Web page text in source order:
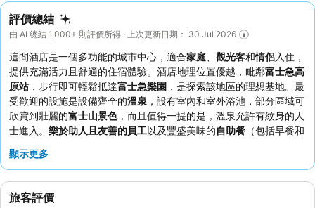
評價總結
由 AI 總結 1,000+ 則評價所得 · 上次更新日期： 30 Jul 2026
這間酒店是一個多功能的城市中心，適合家庭 觀光客和情侶入住，
提供充滿活力且舒適的住宿體驗。酒店地理位置優越，毗鄰富士急高
原站 ，步行即可輕鬆抵達富士急樂園 ，是探索該地區的理想基地。最
受歡迎的設施是設備齊全的溫泉 ，設有室內和室外浴池，部分區域可
欣賞到壯麗的富士山景色，而且值得一提的是，溫泉允許有紋身的人
士進入。 樂於助人且友善的員工以及豐盛美味的自助餐 （包括早餐和
客房，以欣賞更佳的景色。
顯示更多
旅客評價